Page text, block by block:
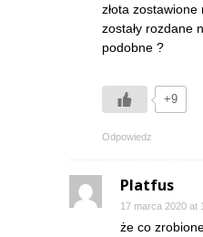
złota zostawione
zostały rozdane
podobne ?
+9
Odpowiedz
Platfus
17 marca 2020 at
że co